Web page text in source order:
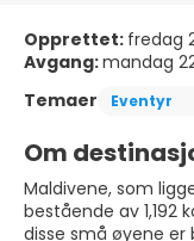
Opprettet: fredag
Avgang:mandag
Temaer
Eventyr
Om
Maldivene, som
bestående av 1,192
disse små øyene er